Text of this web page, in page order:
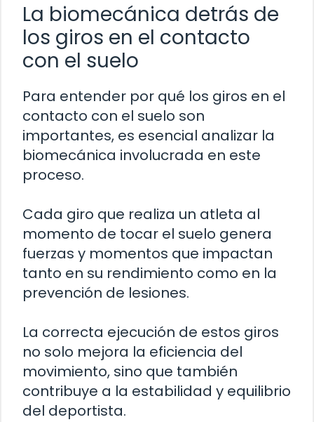
La biomecánica detrás de
los giros en el contacto
con el suelo
Para entender por qué los giros en el
contacto con el suelo son
importantes, es esencial analizar la
biomecánica involucrada en este
proceso.
Cada giro que realiza un atleta al
momento de tocar el suelo genera
fuerzas y momentos que impactan
tanto en su rendimiento como en la
prevención de lesiones.
La correcta ejecución de estos giros
no solo mejora la eficiencia del
movimiento, sino que también
contribuye a la estabilidad y equilibrio
del deportista.